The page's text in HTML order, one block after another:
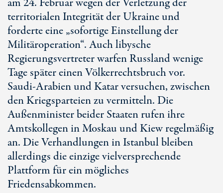
territorialen Integrität der Ukraine und
forderte eine „sofortige Einstellung der
Militäroperation“. Auch libysche
Regierungsvertreter warfen Russland wenige
Tage später einen Völkerrechtsbruch vor.
Saudi-Arabien und Katar versuchen, zwischen
den Kriegsparteien zu vermitteln. Die
Außenminister beider Staaten rufen ihre
Amtskollegen in Moskau und Kiew regelmäßig
an. Die Verhandlungen in Istanbul bleiben
allerdings die einzige vielversprechende
Plattform für ein mögliches
Friedensabkommen.